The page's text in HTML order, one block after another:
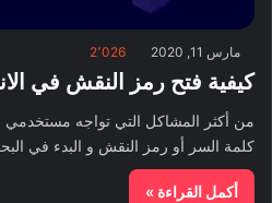
مارس 11, 2020 2٬026
كيفية فتح رمز النقش في
من أكثر المشاكل التي تواجه مستخدمي
كلمة السر أو رمز النقش و البدء في
أكمل القراءة »